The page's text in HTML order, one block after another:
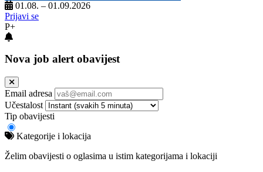
01.08. – 01.09.2026
Prijavi se
P+
Nova job alert obavijest
Email adresa
Učestalost
Tip obavijesti
Kategorije i lokacija
Želim obavijesti o oglasima u istim kategorijama i lokaciji